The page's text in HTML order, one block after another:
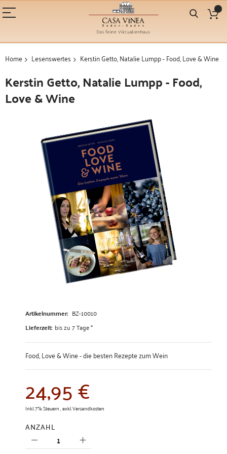
Home Lesenswertes Kerstin Getto, Natalie Lumpp - Food, Love & Wine
Kerstin Getto, Natalie Lumpp - Food,
Love & Wine
Bildergalerie
springen
Artikelnummer: BZ-10010
Lieferzeit: bis zu 7 Tage *
Food, Love & Wine - die besten Rezepte zum Wein
24,95 €
Inkl. 7% Steuern,exkl.Versandkosten
ANZAHL